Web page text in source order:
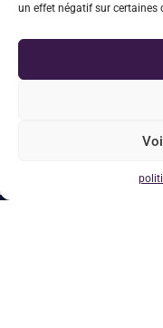
un effet négatif sur certaines